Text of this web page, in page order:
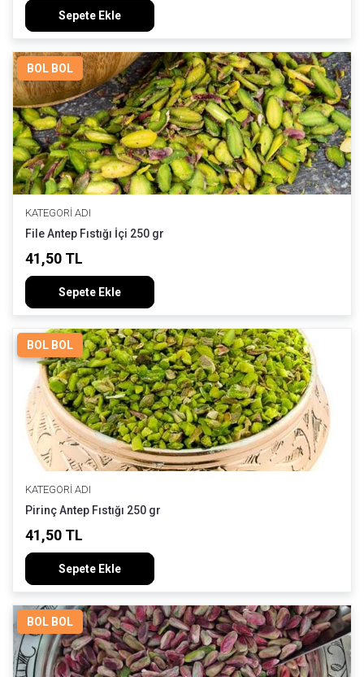
Sepete Ekle
BOL BOL
KATEGORI ADI
File Antep Fıstığı İçi 250 gr
41,50 TL
Sepete Ekle
BOL BOL
KATEGORI ADI
Pirinç Antep Fıstığı 250 gr
41,50 TL
Sepete Ekle
BOL BOL